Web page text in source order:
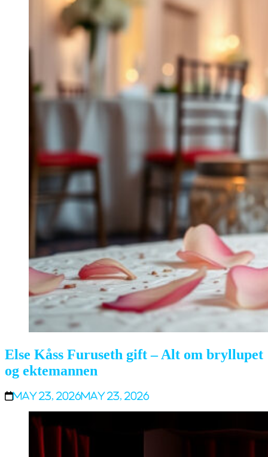
Else Kåss Furuseth gift – Alt om bryllupet
og ektemannen
May 23, 2026May 23, 2026